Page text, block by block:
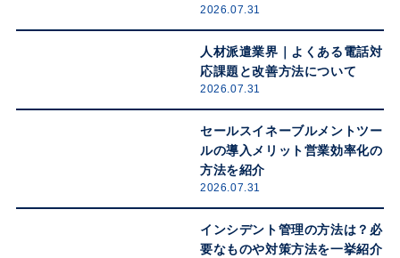
2026.07.31
人材派遣業界｜よくある電話対
応課題と改善方法について
2026.07.31
セールスイネーブルメントツー
ルの導入メリット営業効率化の
方法を紹介
2026.07.31
インシデント管理の方法は？必
要なものや対策方法を一挙紹介